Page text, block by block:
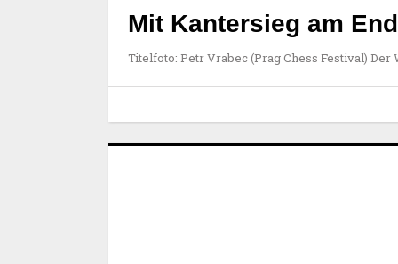
Mit Kantersieg am
Titelfoto: Petr Vrabec (Prag Chess Festival) Der